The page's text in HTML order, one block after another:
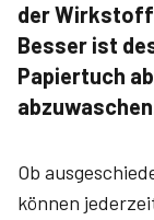
der
Besser ist
Papiertuch
Ob
können